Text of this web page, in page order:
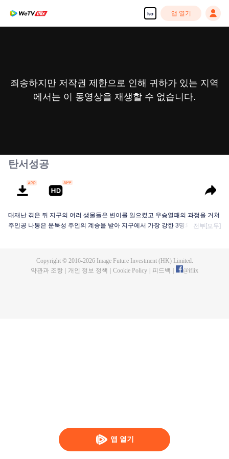
ko 앱 열기
앱 열기
죄송하지만 저작권 제한으로 인해 귀하가 있는 지역
에서는 이 동영상을 재생할 수 없습니다.
탄서성공
대재난 겪은 뒤 지구의 여러 생물들은 변이를 일으켰고 우승열패의 과정을 거쳐
주인공 나봉은 운묵성 주인의 계승을 받아 지구에서 가장 강한 3명의 인간 중 한
전부[모두]
Copyright © 2016-2026Image Future Investment (HK) Limited.
약관과 조항
개인 정보 정책 Cookie Policy 피드백 @iflix